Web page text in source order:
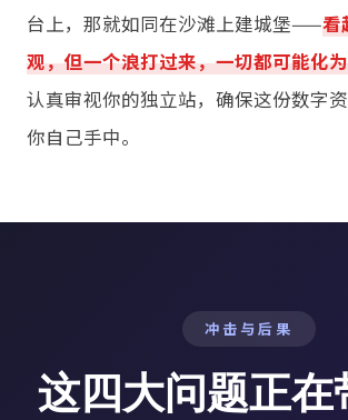
台上，那就如同在沙滩上建城堡——看
观，但一个浪打过来，一切都可能化
认真审视你的独立站，确保这份数字
你自己手中。
冲击与后果
这四大问题正在